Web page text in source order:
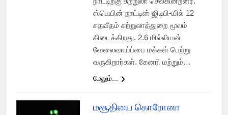
ஸ்பெயின் நாட்டின் ஜிடிபி-யில் 12
சதவீதம் சுற்றுலாத்துறை மூலம்
கிடைக்கிறது. 2.6 மில்லியன்
வேலைவாய்ப்பை மக்கள் பெற்று
வருகிறார்கள். கேனரி மற்றும்…
மேலும்...
மசூதியை கொரோனா